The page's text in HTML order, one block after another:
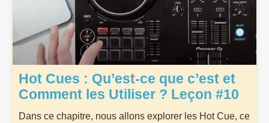
Hot Cues : Qu’est-ce que c’est et
Comment les Utiliser ? Leçon #10
Dans ce chapitre, nous allons explorer les Hot Cue, ce